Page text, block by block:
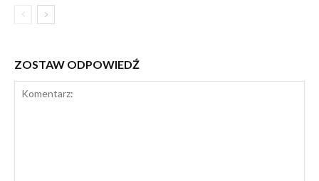
ZOSTAW ODPOWIEDŹ